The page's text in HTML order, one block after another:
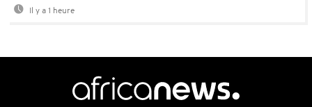
Il y a 1 heure